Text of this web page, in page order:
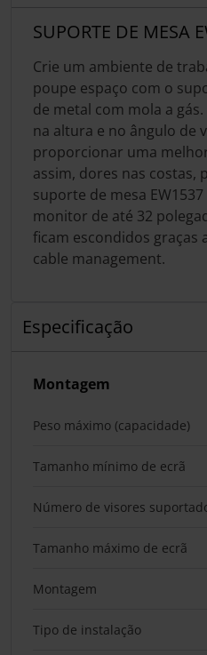
SUPORTE DE MESA
Crie um ambiente de
poupe espaço com o
de metal com mola a
na altura e no ângulo de
proporcionar uma
assim, dores nas costas,
suporte de mesa
monitor de até 32
ficam escondidos graças
cable management.
Especificação
Montagem
Peso máximo (capacidade)
Tamanho mínimo de ecrã
Número de visores
Tamanho máximo de ecrã
Montagem
Tipo de instalação